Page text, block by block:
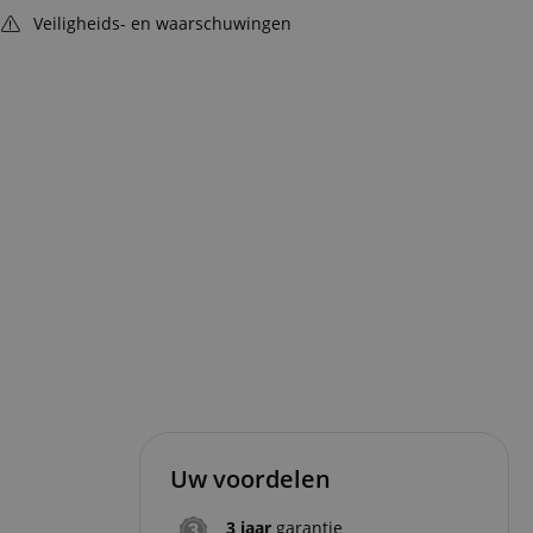
Veiligheids- en waarschuwingen
Uw voordelen
3 jaar garantie